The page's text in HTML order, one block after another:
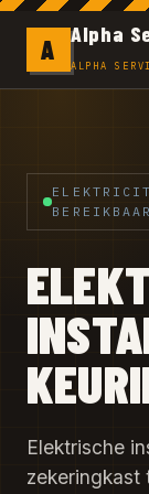
A Alpha
ALPHA
BEREIKBAAR
Elektrische
zekeringkast